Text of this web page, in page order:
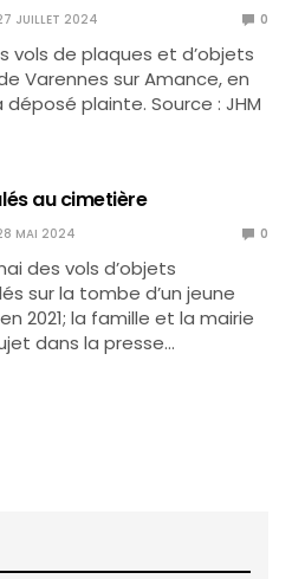
JUILLET 2024 0
vols de plaques et d’objets
Varennes sur Amance, en
plainte. Source : JHM
au cimetière
MAI 2024 0
des vols d’objets
sur la tombe d’un jeune
2021; la famille et la mairie
dans la presse…